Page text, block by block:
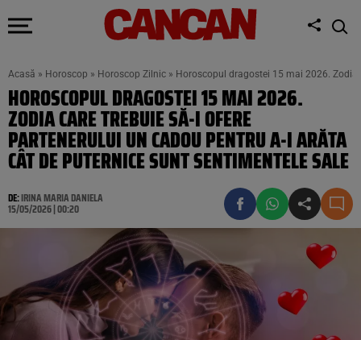
Acasă » Horoscop » Horoscop Zilnic » Horoscopul dragostei 15 mai 2026.
HOROSCOPUL DRAGOSTEI 15 MAI 2026.
ZODIA CARE TREBUIE SĂ-I OFERE
PARTENERULUI UN CADOU PENTRU A-I ARĂTA
CÂT DE PUTERNICE SUNT SENTIMENTELE SALE
DE:IRINA MARIA DANIELA
15/05/2026 | 00:20